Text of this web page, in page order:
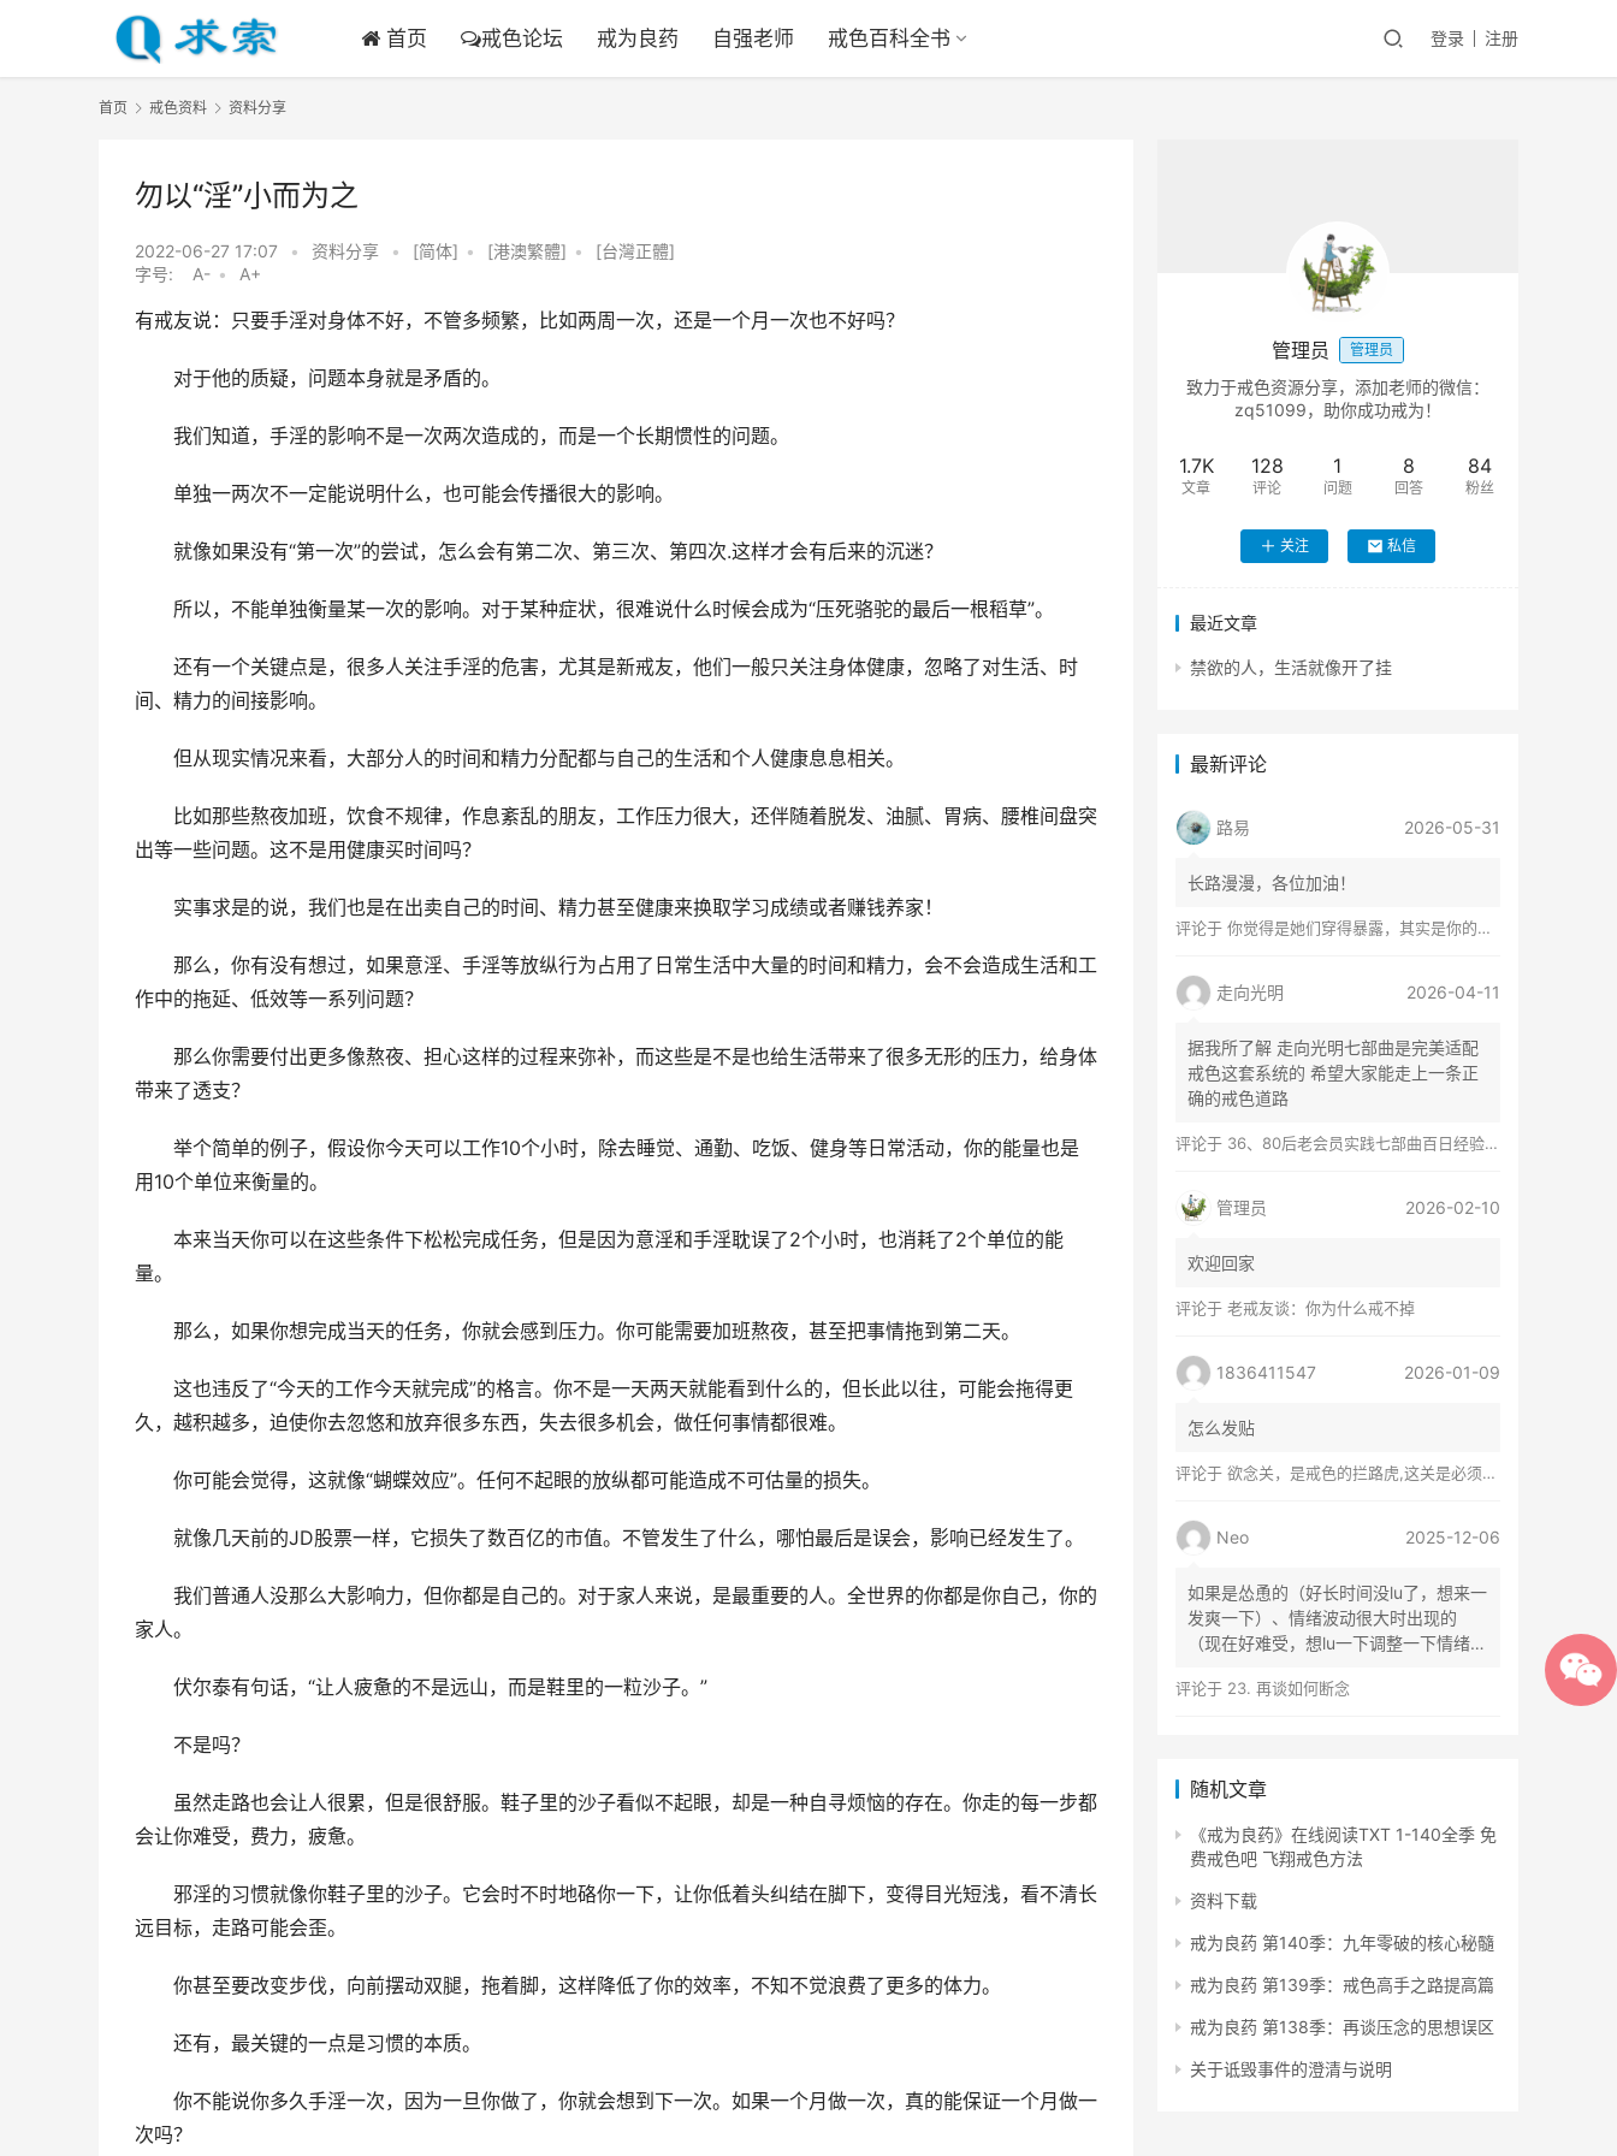
首页 戒色论坛 戒为良药 自强老师 戒色百科全书 登录 注册
首页 戒色资料 资料分享
勿以“淫”小而为之
2022-06-27 17:07 • 资料分享 • [简体] • [港澳繁體] •
[台灣正體]
字号:
A- • A+
有戒友说：只要手淫对身体不好，不管多频繁，比如两周一次，还是一个月一次也不好吗？
对于他的质疑，问题本身就是矛盾的。
我们知道，手淫的影响不是一次两次造成的，而是一个长期惯性的问题。
单独一两次不一定能说明什么，也可能会传播很大的影响。
就像如果没有“第一次”的尝试，怎么会有第二次、第三次、第四次.这样才会有后来的沉迷？
所以，不能单独衡量某一次的影响。对于某种症状，很难说什么时候会成为“压死骆驼的最后一根稻草”。
还有一个关键点是，很多人关注手淫的危害，尤其是新戒友，他们一般只关注身体健康，忽略了对生活、时
间、精力的间接影响。
但从现实情况来看，大部分人的时间和精力分配都与自己的生活和个人健康息息相关。
比如那些熬夜加班，饮食不规律，作息紊乱的朋友，工作压力很大，还伴随着脱发、油腻、胃病、腰椎间盘突
出等一些问题。这不是用健康买时间吗？
实事求是的说，我们也是在出卖自己的时间、精力甚至健康来换取学习成绩或者赚钱养家！
那么，你有没有想过，如果意淫、手淫等放纵行为占用了日常生活中大量的时间和精力，会不会造成生活和工
作中的拖延、低效等一系列问题？
那么你需要付出更多像熬夜、担心这样的过程来弥补，而这些是不是也给生活带来了很多无形的压力，给身体
带来了透支？
举个简单的例子，假设你今天可以工作10个小时，除去睡觉、通勤、吃饭、健身等日常活动，你的能量也是
用10个单位来衡量的。
本来当天你可以在这些条件下松松完成任务，但是因为意淫和手淫耽误了2个小时，也消耗了2个单位的能
量。
那么，如果你想完成当天的任务，你就会感到压力。你可能需要加班熬夜，甚至把事情拖到第二天。
这也违反了“今天的工作今天就完成”的格言。你不是一天两天就能看到什么的，但长此以往，可能会拖得更
久，越积越多，迫使你去忽悠和放弃很多东西，失去很多机会，做任何事情都很难。
你可能会觉得，这就像“蝴蝶效应”。任何不起眼的放纵都可能造成不可估量的损失。
就像几天前的JD股票一样，它损失了数百亿的市值。不管发生了什么，哪怕最后是误会，影响已经发生了。
我们普通人没那么大影响力，但你都是自己的。对于家人来说，是最重要的人。全世界的你都是你自己，你的
家人。
伏尔泰有句话，“让人疲惫的不是远山，而是鞋里的一粒沙子。”
不是吗？
虽然走路也会让人很累，但是很舒服。鞋子里的沙子看似不起眼，却是一种自寻烦恼的存在。你走的每一步都
会让你难受，费力，疲惫。
邪淫的习惯就像你鞋子里的沙子。它会时不时地硌你一下，让你低着头纠结在脚下，变得目光短浅，看不清长
远目标，走路可能会歪。
你甚至要改变步伐，向前摆动双腿，拖着脚，这样降低了你的效率，不知不觉浪费了更多的体力。
还有，最关键的一点是习惯的本质。
你不能说你多久手淫一次，因为一旦你做了，你就会想到下一次。如果一个月做一次，真的能保证一个月做一
次吗？
管理员 管理员
致力于戒色资源分享，添加老师的微信：
zq51099，助你成功戒为！
1.7K
文章
128
评论
1
问题
8
回答
84
粉丝
关注 私信
最近文章
禁欲的人，生活就像开了挂
最新评论
路易 2026-05-31
长路漫漫，各位加油！
评论于 你觉得是她们穿得暴露，其实是你的心在着火
走向光明 2026-04-11
据我所了解 走向光明七部曲是完美适配
戒色这套系统的 希望大家能走上一条正
确的戒色道路
评论于 36、80后老会员实践七部曲百日经验谈兼苦口忠言
管理员 2026-02-10
欢迎回家
评论于 老戒友谈：你为什么戒不掉
1836411547 2026-01-09
怎么发贴
评论于 欲念关，是戒色的拦路虎,这关是必须过的
Neo 2025-12-06
如果是怂恿的（好长时间没lu了，想来一
发爽一下）、情绪波动很大时出现的
（现在好难受，想lu一下调整一下情绪）
评论于 23. 再谈如何断念
随机文章
《戒为良药》在线阅读TXT 1-140全季 免
费戒色吧 飞翔戒色方法
资料下载
戒为良药 第140季：九年零破的核心秘髓
戒为良药 第139季：戒色高手之路提高篇
戒为良药 第138季：再谈压念的思想误区
关于诋毁事件的澄清与说明